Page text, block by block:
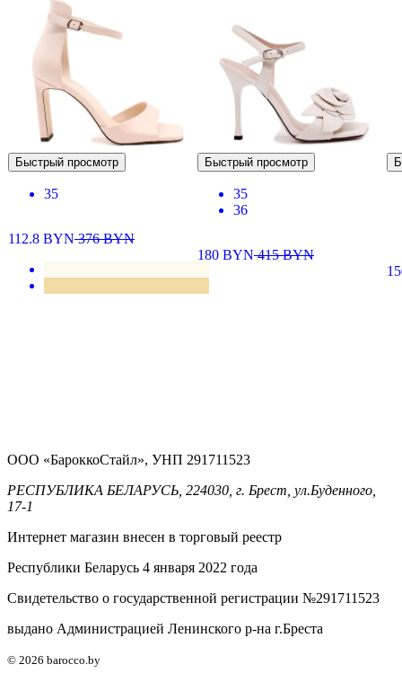
Быстрый просмотр
35
112.8 BYN376BYN
Быстрый просмотр
35
36
180 BYN415BYN
ООО «БароккоСтайл», УНП 291711523
РЕСПУБЛИКА БЕЛАРУСЬ, 224030, г. Брест, ул.Буденного,
17-1
Интернет магазин внесен в торговый реестр
Республики Беларусь 4 января 2022 года
Свидетельство о государственной регистрации №291711523
выдано Администрацией Ленинского р-на г.Бреста
© 2026 barocco.by